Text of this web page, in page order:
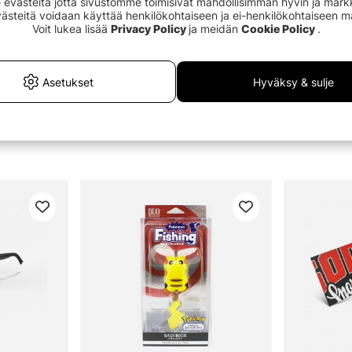
voidaan käyttää henkilökohtaiseen ja ei-henkilökohtaiseen
Voit lukea lisää Privacy Policy ja meidän Cookie Policy .
Asetukset Hyväksy & sulje